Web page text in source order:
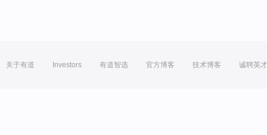
关于有道 Investors 有道智选 官方博客 技术博客 诚聘英才